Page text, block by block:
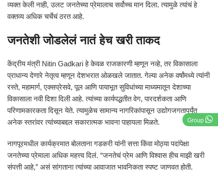
Group
व्यक्त केली नाही, उलट जनतेच्या प्रेमालाच सर्वोच्च मान दिला. त्यामुळे त्यांचं हे
वक्तव्य अधिक चर्चेचं ठरत आहे.
जनतेशी जोडलेलं नातं हेच खरी ताकद
केंद्रीय मंत्री Nitin Gadkariहे केवळ राजकारणी म्हणून नव्हे, तर विकासाला
प्राधान्य देणारे नेतृत्व म्हणून देशभरात ओळखले जातात. गेल्या अनेक वर्षांमध्ये त्यांनी
रस्ते, महामार्ग, एक्सप्रेसवे, पूल आणि पायाभूत सुविधांच्या माध्यमातून देशाच्या
विकासाला नवी दिशा दिली आहे. त्यांच्या कार्यपद्धतीत वेग, पारदर्शकता आणि
परिणामकारकता दिसून येते. त्यामुळेच सामान्य नागरिकांपासून उद्योगजगतापर्यंत
अनेक स्तरांवर त्यांच्याबद्दल सकारात्मक भावना पाहायला मिळते.
नागपूरमधील कार्यक्रमात बोलताना गडकरी यांनी सत्ता किंवा मोठ्या पदांपेक्षा
जनतेच्या प्रेमाला अधिक महत्त्व दिलं. “जनतेचं प्रेम आणि विश्वास हीच माझी खरी
संपत्ती आहे,” असं सांगताना त्यांच्या आवाजात भावनिकता स्पष्ट जाणवत होती.